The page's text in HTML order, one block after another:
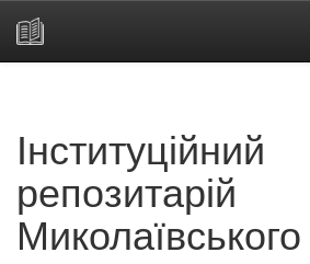
Інституційний
репозитарій